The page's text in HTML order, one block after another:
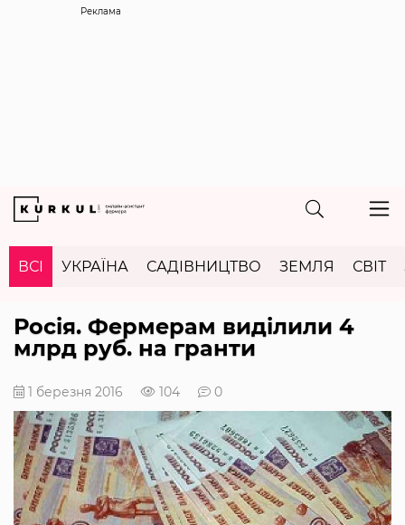
Реклама
ВСІ УКРАЇНА САДІВНИЦТВО ЗЕМЛЯ СВІТ
Росія. Фермерам виділили 4
млрд руб. на гранти
1 березня 2016 104 0